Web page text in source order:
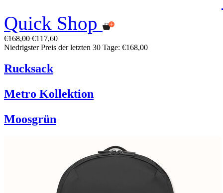
Quick Shop
€168,00€117,60
Niedrigster Preis der letzten 30 Tage: €168,00
Rucksack
Metro Kollektion
Moosgrün